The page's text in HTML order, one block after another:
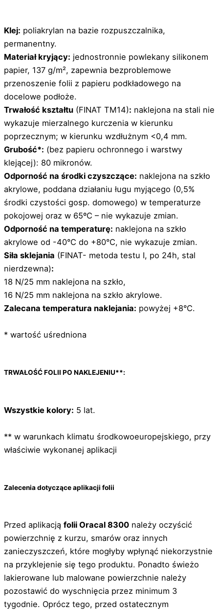
Klej: poliakrylan na bazie rozpuszczalnika,
permanentny.
Materiał kryjący: jednostronnie powlekany silikonem
papier, 137 g/m², zapewnia bezproblemowe
przenoszenie folii z papieru podkładowego na
docelowe podłoże.
Trwałość kształtu (FINAT TM14): naklejona na stali nie
wykazuje mierzalnego kurczenia w kierunku
poprzecznym; w kierunku wzdłużnym <0,4 mm.
Grubość*: (bez papieru ochronnego i warstwy
klejącej): 80 mikronów.
Odporność na środki czyszczące: naklejona na szkło
akrylowe, poddana działaniu ługu myjącego (0,5%
środki czystości gosp. domowego) w temperaturze
pokojowej oraz w 65ºC – nie wykazuje zmian.
Odporność na temperaturę: naklejona na szkło
akrylowe od -40°C do +80°C, nie wykazuje zmian.
Siła sklejania (FINAT- metoda testu I, po 24h, stal
nierdzewna):
18 N/25 mm naklejona na szkło,
16 N/25 mm naklejona na szkło akrylowe.
Zalecana temperatura naklejania: powyżej +8°C.
* wartość uśredniona
TRWAŁOŚĆ FOLII PO NAKLEJENIU**:
Wszystkie kolory: 5 lat.
** w warunkach klimatu środkowoeuropejskiego, przy
właściwie wykonanej aplikacji
Zalecenia dotyczące aplikacji folii
Przed aplikacją folii Oracal 8300 należy oczyścić
powierzchnię z kurzu, smarów oraz innych
zanieczyszczeń, które mogłyby wpłynąć niekorzystnie
na przyklejenie się tego produktu. Ponadto świeżo
lakierowane lub malowane powierzchnie należy
pozostawić do wyschnięcia przez minimum 3
tygodnie. Oprócz tego, przed ostatecznym